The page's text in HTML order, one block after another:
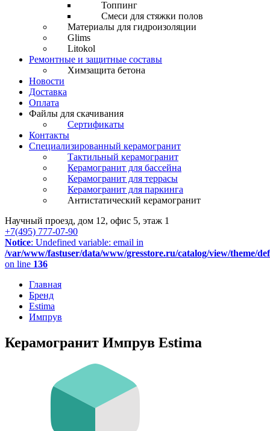
Топпинг
Смеси для стяжки полов
Материалы для гидроизоляции
Glims
Litokol
Ремонтные и защитные составы
Химзащита бетона
Новости
Доставка
Оплата
Файлы для скачивания
Сертификаты
Контакты
Специализированный керамогранит
Тактильный керамогранит
Керамогранит для бассейна
Керамогранит для террасы
Керамогранит для паркинга
Антистатический керамогранит
Научный проезд, дом 12, офис 5, этаж 1
+7(495) 777-07-90
Notice: Undefined variable: email in
/var/www/fastuser/data/www/gresstore.ru/catalog/view/theme/
on line 136
Главная
Бренд
Estima
Импрув
Керамогранит Импрув Estima